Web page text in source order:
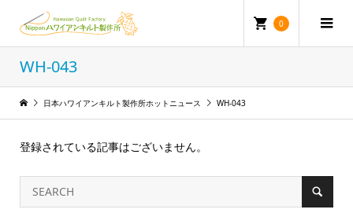
0
WH-043
日本ハワイアンキルト製作所ホットニュース WH-043
登録されている記事はございません。